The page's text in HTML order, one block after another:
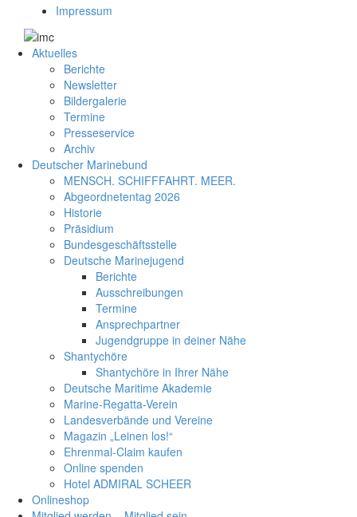
Impressum
Aktuelles
Berichte
Newsletter
Bildergalerie
Termine
Presseservice
Archiv
Deutscher Marinebund
MENSCH. SCHIFFFAHRT. MEER.
Abgeordnetentag 2026
Historie
Präsidium
Bundesgeschäftsstelle
Deutsche Marinejugend
Berichte
Ausschreibungen
Termine
Ansprechpartner
Jugendgruppe in deiner Nähe
Shantychöre
Shantychöre in Ihrer Nähe
Deutsche Maritime Akademie
Marine-Regatta-Verein
Landesverbände und Vereine
Magazin „Leinen los!“
Ehrenmal-Claim kaufen
Online spenden
Hotel ADMIRAL SCHEER
Onlineshop